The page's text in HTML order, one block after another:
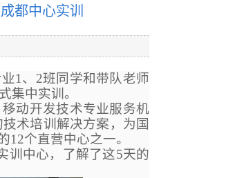
都中心实训
1、2班同学和带队老师
集中实训。
动开发技术专业服务机
术培训解决方案，为国
个直营中心之一。
训中心，了解了这5天的